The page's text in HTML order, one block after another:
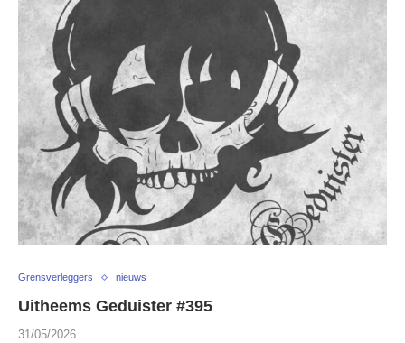
Grensverleggers nieuws
Uitheems Geduister #395
31/05/2026